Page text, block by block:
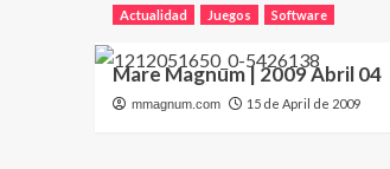
Actualidad
Juegos Software
Mare Magnum | 2009 Abril 04
mmagnum.com 15 de April de 2009